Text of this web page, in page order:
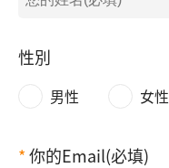
性別
男性 女性
你的Email(必填)